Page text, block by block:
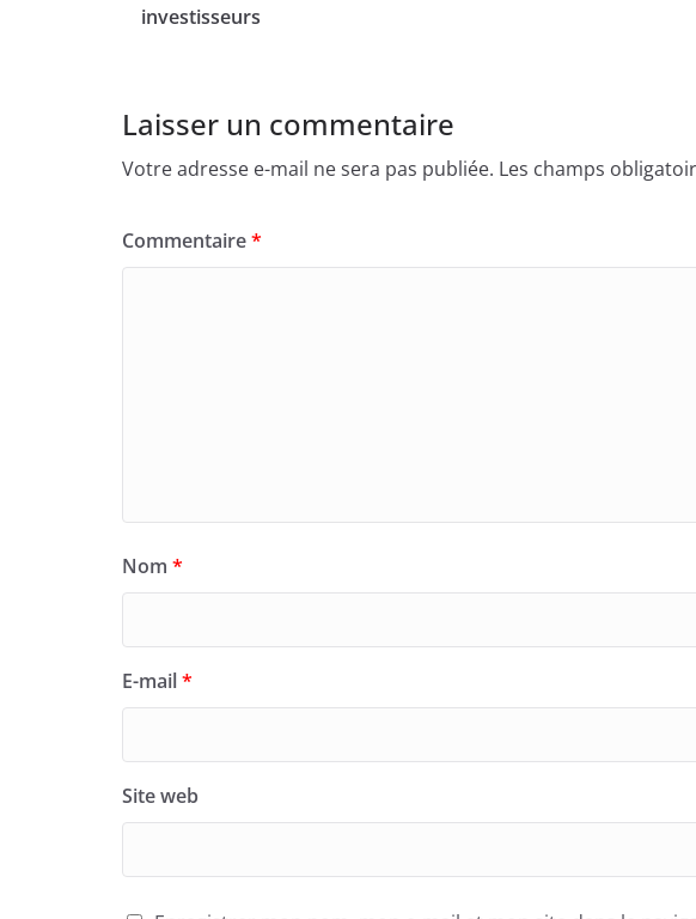
investisseurs
Laisser un commentaire
Votre adresse e-mail ne sera pas publiée. Les champs
Commentaire*
Nom *
E-mail*
Site web